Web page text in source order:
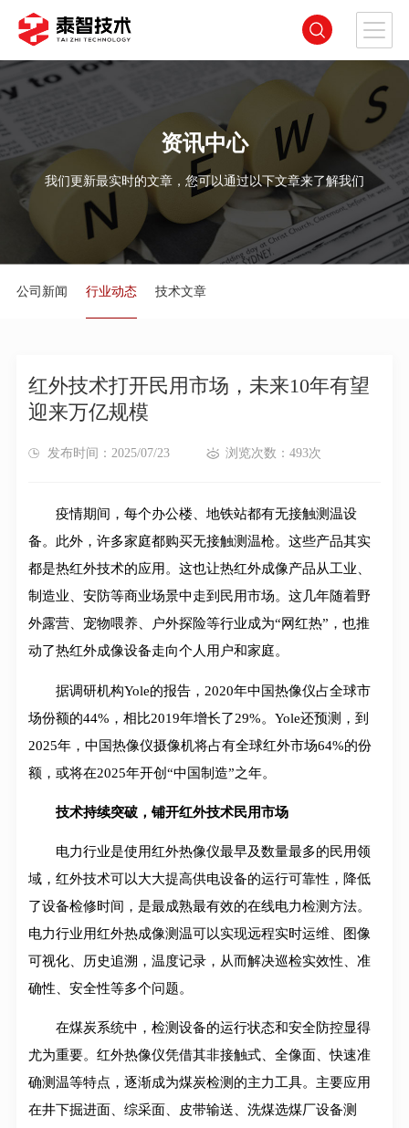
资讯中心
我们更新最实时的文章，您可以通过以下文章来了解我们
公司新闻 行业动态 技术文章
红外技术打开民用市场，未来10年有望
迎来万亿规模
发布时间：2025/07/23 浏览次数：493次
疫情期间，每个办公楼、地铁站都有无接触测温设
备。此外，许多家庭都购买无接触测温枪。这些产品其实
都是热红外技术的应用。这也让热红外成像产品从工业、
制造业、安防等商业场景中走到民用市场。这几年随着野
外露营、宠物喂养、户外探险等行业成为“网红热”，也推
动了热红外成像设备走向个人用户和家庭。
据调研机构Yole的报告，2020年中国热像仪占全球市
场份额的44%，相比2019年增长了29%。Yole还预测，到
2025年，中国热像仪摄像机将占有全球红外市场64%的份
额，或将在2025年开创“中国制造”之年。
技术持续突破，铺开红外技术民用市场
电力行业是使用红外热像仪最早及数量最多的民用领
域，红外技术可以大大提高供电设备的运行可靠性，降低
了设备检修时间，是最成熟最有效的在线电力检测方法。
电力行业用红外热成像测温可以实现远程实时运维、图像
可视化、历史追溯，温度记录，从而解决巡检实效性、准
确性、安全性等多个问题。
在煤炭系统中，检测设备的运行状态和安全防控显得
尤为重要。红外热像仪凭借其非接触式、全像面、快速准
确测温等特点，逐渐成为煤炭检测的主力工具。主要应用
在井下掘进面、综采面、皮带输送、洗煤选煤厂设备测